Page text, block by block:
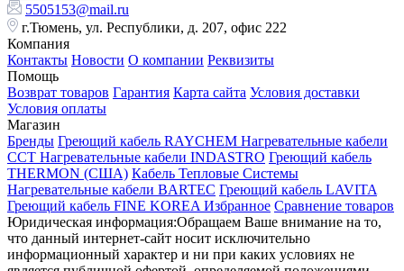
5505153@mail.ru
г.Тюмень, ул. Республики, д. 207, офис 222
Компания
Контакты Новости О компании Реквизиты
Помощь
Возврат товаров Гарантия Карта сайта Условия доставки
Условия оплаты
Магазин
Бренды Греющий кабель RAYCHEM Нагревательные кабели
ССТ Нагревательные кабели INDASTRO Греющий кабель
THERMON (США) Кабель Тепловые Системы
Нагревательные кабели BARTEC Греющий кабель LAVITA
Греющий кабель FINE KOREA Избранное Сравнение товаров
Юридическая информация:Обращаем Ваше внимание на то,
что данный интернет-сайт носит исключительно
информационный характер и ни при каких условиях не